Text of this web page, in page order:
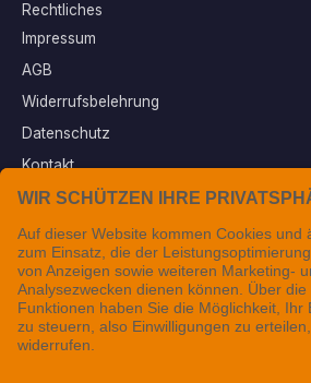
Rechtliches
Impressum
AGB
Widerrufsbelehrung
Datenschutz
Kontakt
Vertrag widerrufen
Sichere